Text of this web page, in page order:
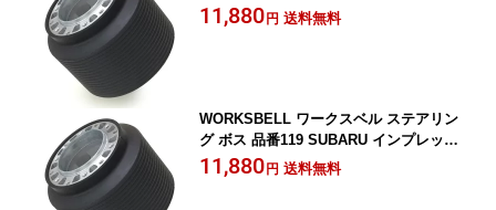
GE7 GE8 GE9用 年式19/10~ SRS
11,880 円 送料無料
WORKSBELL ワークスベル ステアリン
グ ボス 品番119 SUBARU インプレッサ
GH/GR用 年式19/6~ SRS
11,880 円 送料無料